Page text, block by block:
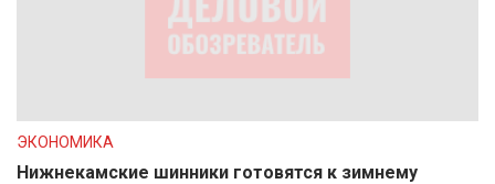
ЭКОНОМИКА
Нижнекамские шинники готовятся к зимнему